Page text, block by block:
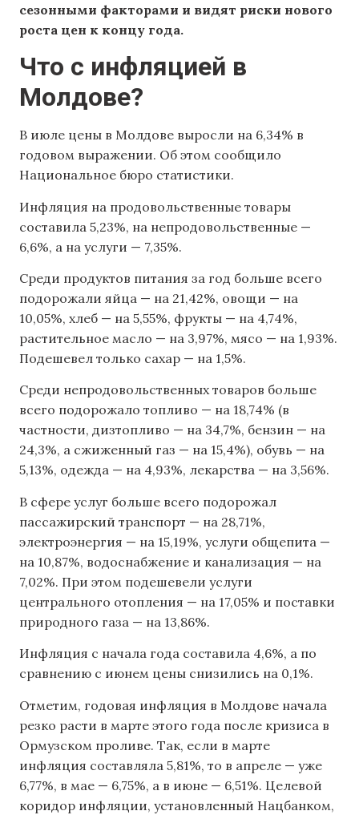
сезонными факторами и видят риски нового
роста цен к концу года.
Что с инфляцией в
Молдове?
В июле цены в Молдове выросли на 6,34% в
годовом выражении. Об этом сообщило
Национальное бюро статистики.
Инфляция на продовольственные товары
составила 5,23%, на непродовольственные —
6,6%, а на услуги — 7,35%.
Среди продуктов питания за год больше всего
подорожали яйца — на 21,42%, овощи — на
10,05%, хлеб — на 5,55%, фрукты — на 4,74%,
растительное масло — на 3,97%, мясо — на 1,93%.
Подешевел только сахар — на 1,5%.
Среди непродовольственных товаров больше
всего подорожало топливо — на 18,74% (в
частности, дизтопливо — на 34,7%, бензин — на
24,3%, а сжиженный газ — на 15,4%), обувь — на
5,13%, одежда — на 4,93%, лекарства — на 3,56%.
В сфере услуг больше всего подорожал
пассажирский транспорт — на 28,71%,
электроэнергия — на 15,19%, услуги общепита —
на 10,87%, водоснабжение и канализация — на
7,02%. При этом подешевели услуги
центрального отопления — на 17,05% и поставки
природного газа — на 13,86%.
Инфляция с начала года составила 4,6%, а по
сравнению с июнем цены снизились на 0,1%.
Отметим, годовая инфляция в Молдове начала
резко расти в марте этого года после кризиса в
Ормузском проливе. Так, если в марте
инфляция составляла 5,81%, то в апреле — уже
6,77%, в мае — 6,75%, а в июне — 6,51%. Целевой
коридор инфляции, установленный Нацбанком,